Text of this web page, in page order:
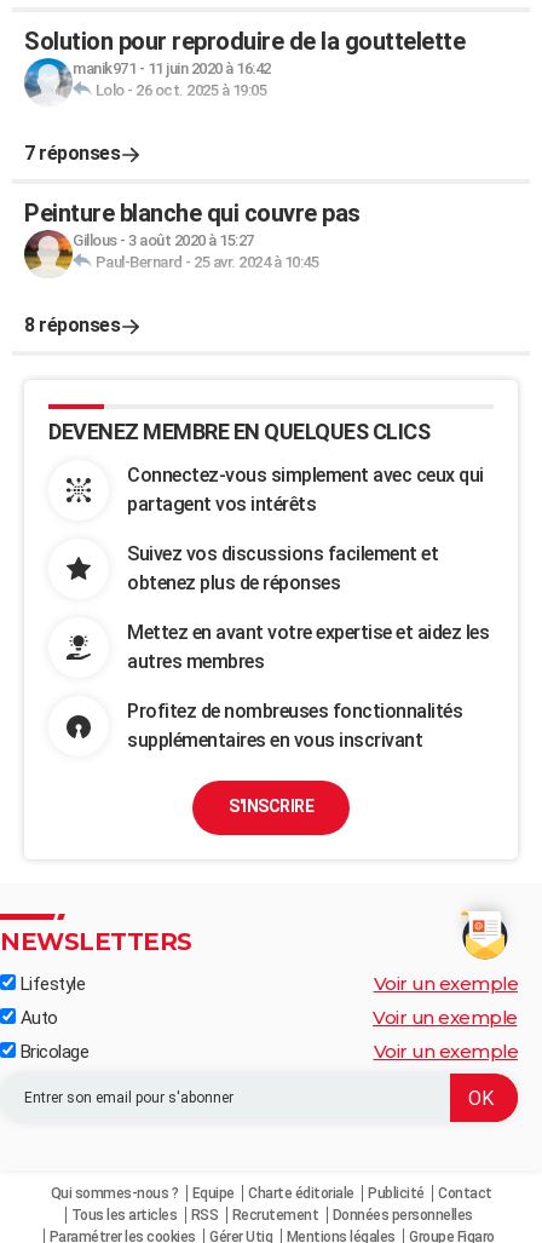
Solution pour reproduire de la gouttelette
manik971 - 11 juin 2020 à 16:42
Lolo- 26 oct. 2025 à 19:05
7 réponses
Peinture blanche qui couvre pas
Gillous- 3 août 2020 à 15:27
Paul-Bernard - 25 avr. 2024 à 10:45
8 réponses
DEVENEZ MEMBRE EN QUELQUES CLICS
Connectez-vous simplement avec ceux qui
partagent vos intérêts
Suivez vos discussions facilement et
obtenez plus de réponses
Mettez en avant votre expertise et aidez les
autres membres
Profitez de nombreuses fonctionnalités
supplémentaires en vous inscrivant
S'INSCRIRE
NEWSLETTERS
Lifestyle Voir un exemple
Auto Voir un exemple
Bricolage Voir un exemple
Qui sommes-nous ? Equipe Charte éditoriale Publicité
Contact
Tous les articles
RSS Recrutement
Données personnelles
Paramétrer les cookies
Gérer Utiq Mentions légales Groupe Figaro